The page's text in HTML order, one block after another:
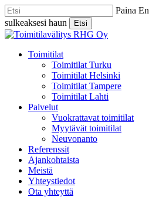
Skip
to
main
content
Paina
sulkeaksesi haun
Etsi
Close
Menu
Toimitilat
Toimitilat Turku
Toimitilat Helsinki
Toimitilat Tampere
Toimitilat Lahti
Palvelut
Vuokrattavat toimitilat
Myytävät toimitilat
Neuvonanto
Referenssit
Ajankohtaista
Meistä
Yhteystiedot
Ota yhteyttä